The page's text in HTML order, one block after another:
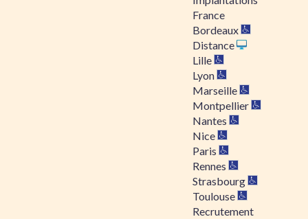
France
Bordeaux
Distance
Lille
Lyon
Marseille
Montpellier
Nantes
Nice
Paris
Rennes
Strasbourg
Toulouse
Recrutement